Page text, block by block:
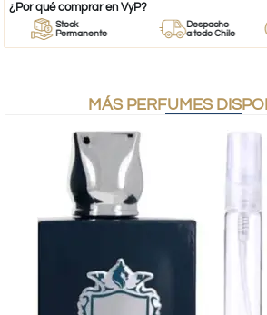
¿Por qué comprar en VyP?
Stock
Permanente
Despacho
a todo Chile
MÁS PERFUMES